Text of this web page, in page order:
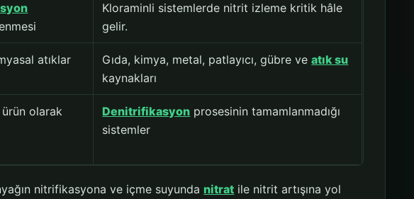
Kloraminli sistemlerde nitrit izleme kritik hâle
gelir.
atıklar Gıda, kimya, metal, patlayıcı, gübre veatık su
kaynakları
ürün olarak
Denitrifikasyon prosesinin tamamlanmadığı
sistemler
nitrifikasyona ve içme suyunda nitrat ile nitrit artışına yol